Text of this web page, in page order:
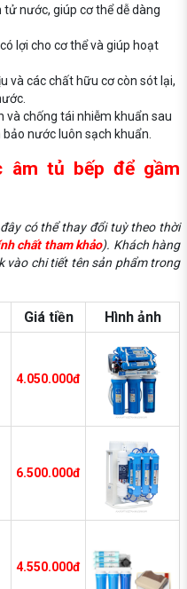
tử nước, giúp cơ thể dễ dàng
lợi cho cơ thể và giúp hoạt
và các chất hữu cơ còn sót lại,
và chống tái nhiễm khuẩn sau
nước luôn sạch khuẩn.
âm tủ bếp để gầm
có thể thay đổi tuỳ theo thời
chất tham khảo). Khách hàng
vào chi tiết tên sản phẩm trong
Giá tiền Hình ảnh
4.050.000đ
6.500.000đ
4.550.000đ